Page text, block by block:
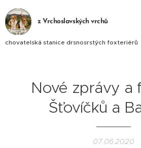
z Vrchoslavských vrchů
chovatelská stanice drsnosrstých foxteriérů
Nové zprávy a
Šťovíčků a
07.06.2020